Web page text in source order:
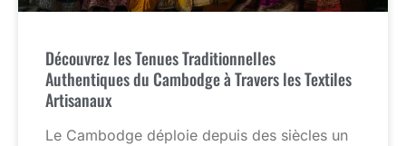
Découvrez les Tenues Traditionnelles
Authentiques du Cambodge à Travers les Textiles
Artisanaux
Le Cambodge déploie depuis des siècles un